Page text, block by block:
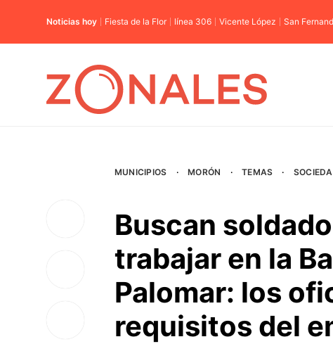
Noticias hoy Fiesta de la Flor línea 306 Vicente López San
MUNICIPIOS · MORÓN · TEMAS ·
Buscan
trabajar en la
Palomar: los
requisitos del